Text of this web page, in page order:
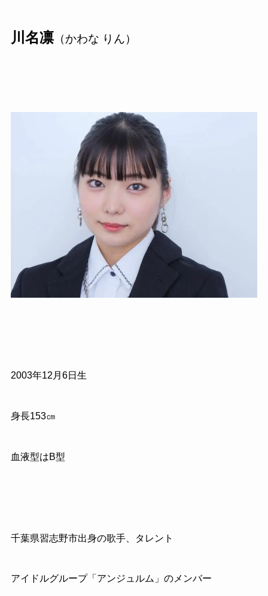
川名凛（かわな りん）
2003年12月6日生
身長153㎝
血液型はB型
千葉県習志野市出身の歌手、タレント
アイドルグループ「アンジュルム」のメンバー